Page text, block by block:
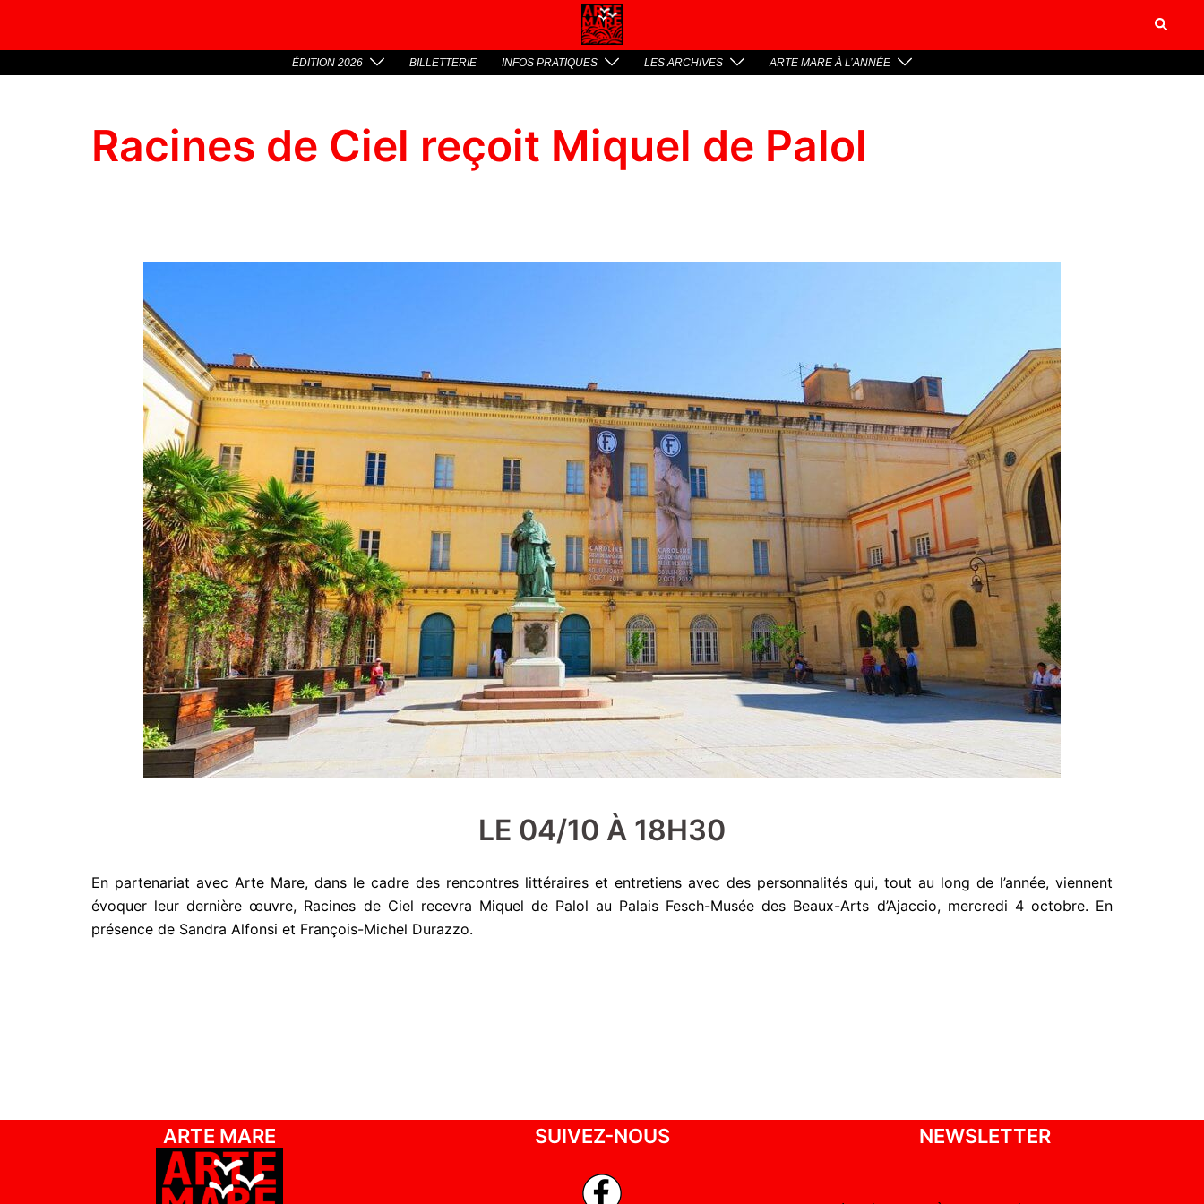
ÉDITION 2026 BILLETTERIE INFOS PRATIQUES LES ARCHIVES ARTE MARE À L’ANNÉE
Racines de Ciel reçoit Miquel de Palol
LE 04/10 À 18H30
En partenariat avec Arte Mare, dans le cadre des rencontres littéraires et entretiens avec des personnalités qui, tout au long de l’année, viennent
évoquer leur dernière œuvre, Racines de Ciel recevra Miquel de Palol au Palais Fesch-Musée des Beaux-Arts d’Ajaccio, mercredi 4 octobre. En
présence de Sandra Alfonsi et François-Michel Durazzo.
ARTE MARE SUIVEZ-NOUS NEWSLETTER